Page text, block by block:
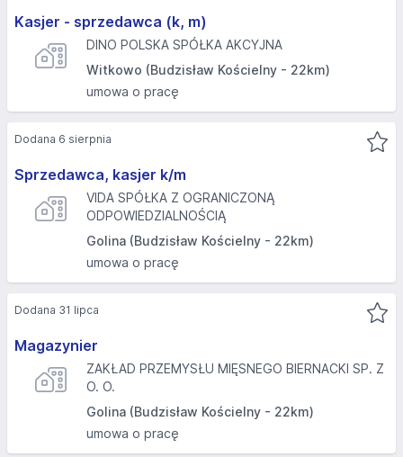
Kasjer - sprzedawca (k, m)
DINO POLSKA SPÓŁKA AKCYJNA
Witkowo (Budzisław Kościelny - 22km)
umowa o pracę
Sprzedawca, kasjer k/m
VIDA SPÓŁKA Z OGRANICZONĄ
ODPOWIEDZIALNOŚCIĄ
Golina (Budzisław Kościelny - 22km)
umowa o pracę
Dodana 6 sierpnia
Magazynier
ZAKŁAD PRZEMYSŁU MIĘSNEGO BIERNACKI SP. Z
O. O.
Golina (Budzisław Kościelny - 22km)
umowa o pracę
Dodana 31 lipca